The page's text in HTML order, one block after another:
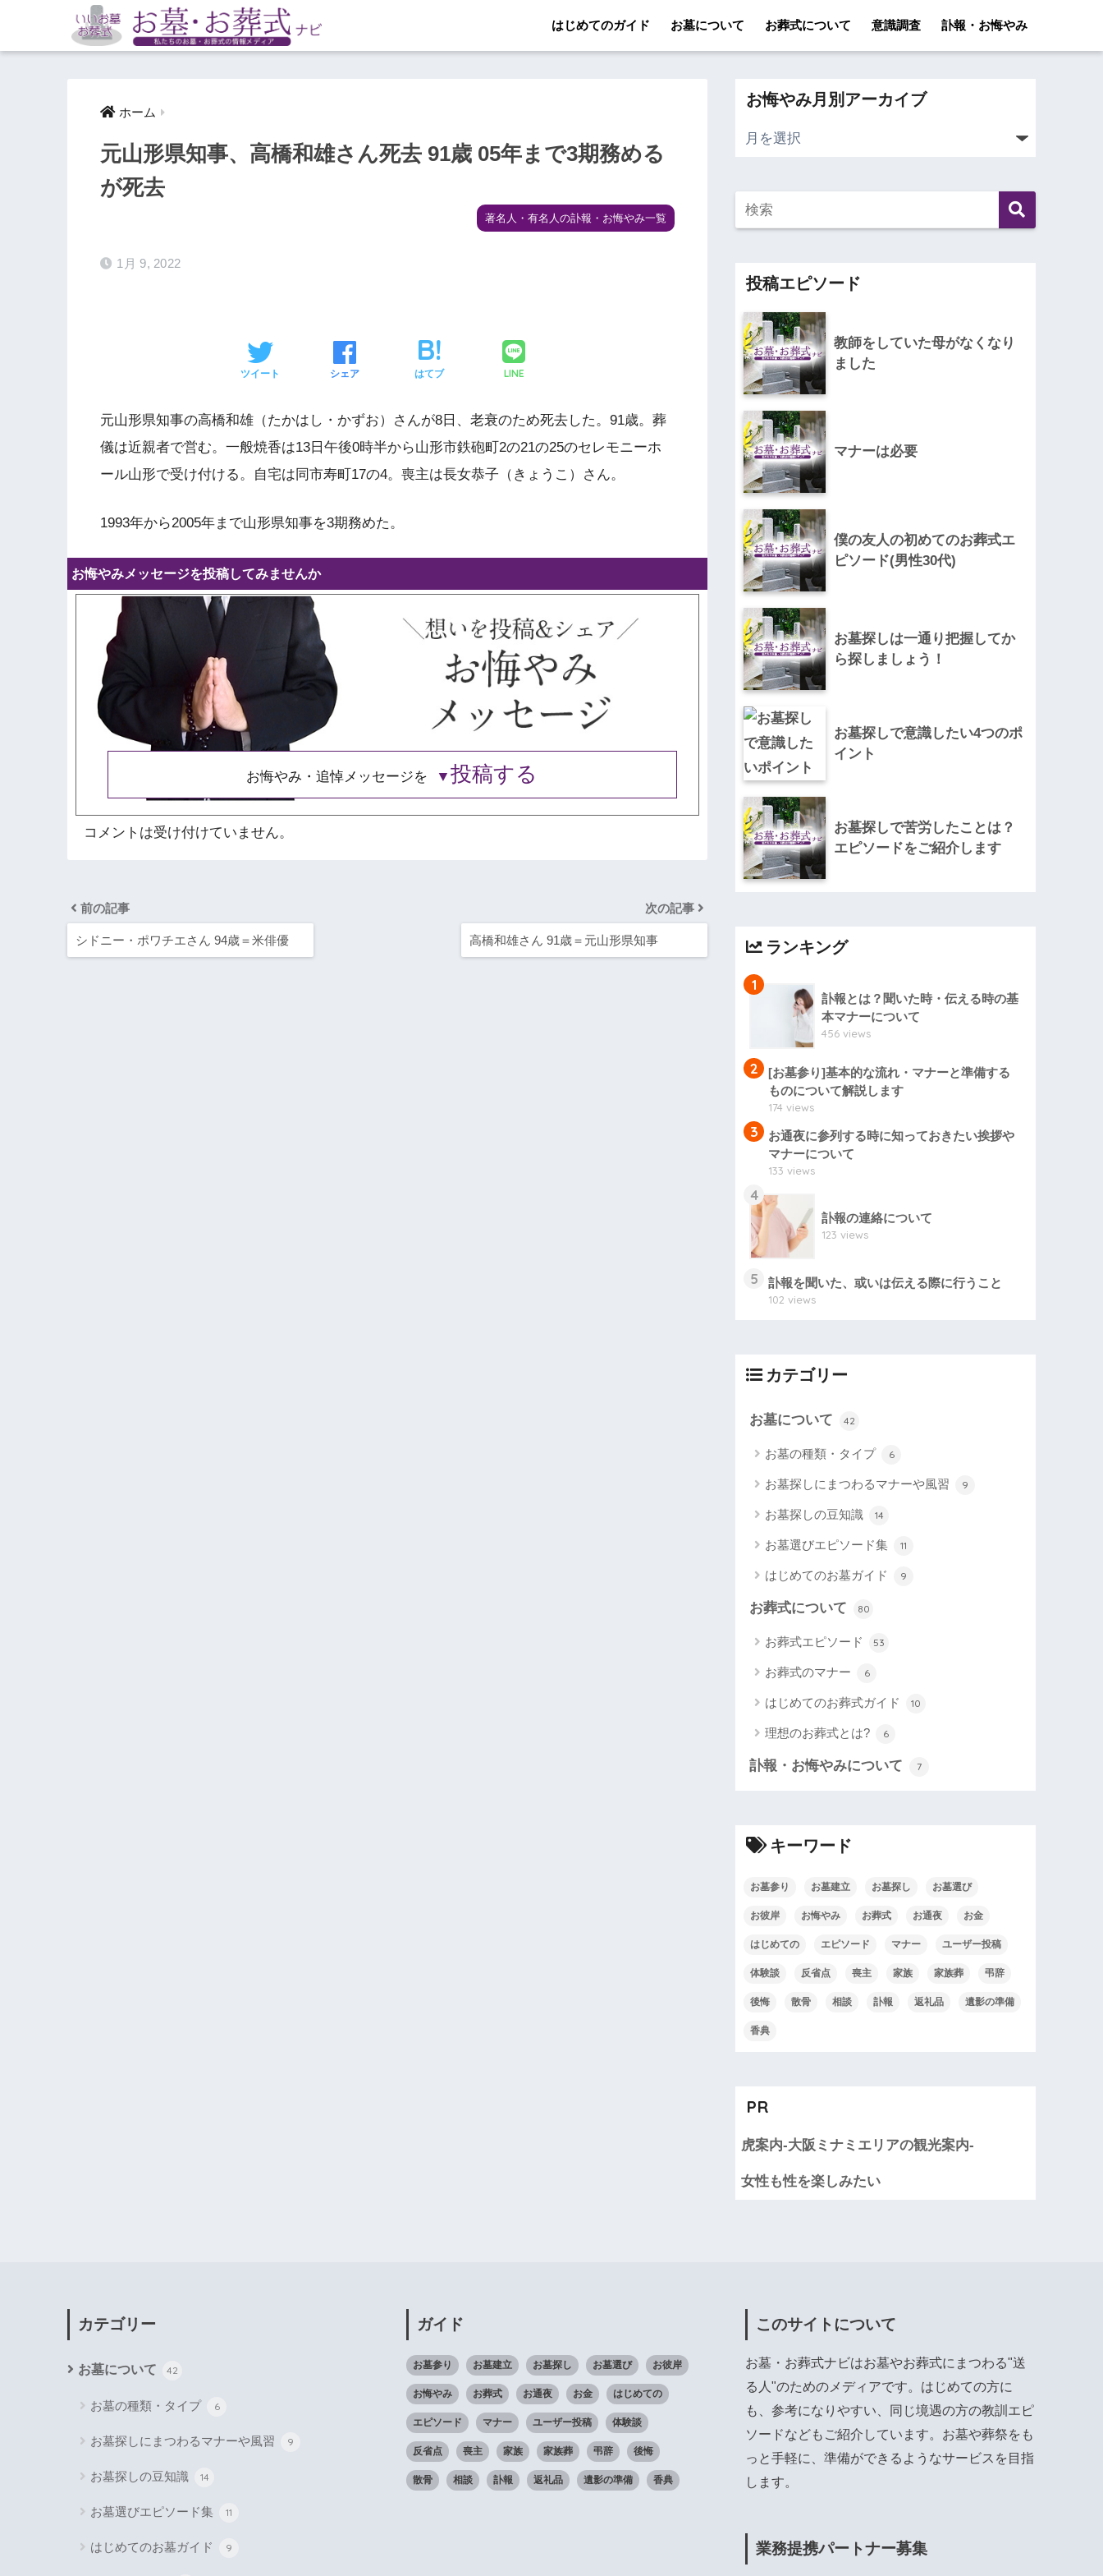
はじめてのガイド お墓について お葬式について 意識調査 訃報・お悔やみ
ホーム
元山形県知事、高橋和雄さん死去 91歳 05年まで3期務める
が死去
著名人・有名人の訃報・お悔やみ一覧
1月 9, 2022
ツイート シェア はてブ LINE
元山形県知事の高橋和雄（たかはし・かずお）さんが8日、老衰のため死去した。91歳。葬
儀は近親者で営む。一般焼香は13日午後0時半から山形市鉄砲町2の21の25のセレモニーホ
ール山形で受け付ける。自宅は同市寿町17の4。喪主は長女恭子（きょうこ）さん。
1993年から2005年まで山形県知事を3期務めた。
お悔やみメッセージを投稿してみませんか
お悔やみ・追悼メッセージを 投稿する
コメントは受け付けていません。
前の記事
シドニー・ポワチエさん 94歳＝米俳優
次の記事
高橋和雄さん 91歳＝元山形県知事
お悔やみ月別アーカイブ
投稿エピソード
教師をしていた母がなくなり
ました
マナーは必要
僕の友人の初めてのお葬式エ
ピソード(男性30代)
お墓探しは一通り把握してか
ら探しましょう！
お墓探しで意識したい4つのポ
イント
お墓探しで苦労したことは？
エピソードをご紹介します
ランキング
1
訃報とは？聞いた時・伝える時の基
本マナーについて
456 views
2
[お墓参り]基本的な流れ・マナーと準備する
ものについて解説します
174 views
3
お通夜に参列する時に知っておきたい挨拶や
マナーについて
133 views
4
訃報の連絡について
123 views
5 訃報を聞いた、或いは伝える際に行うこと
102 views
カテゴリー
お墓について 42
お墓の種類・タイプ 6
お墓探しにまつわるマナーや風習 9
お墓探しの豆知識 14
お墓選びエピソード集 11
はじめてのお墓ガイド 9
お葬式について 80
お葬式エピソード 53
お葬式のマナー 6
はじめてのお葬式ガイド 10
理想のお葬式とは? 6
訃報・お悔やみについて 7
キーワード
お墓参り お墓建立 お墓探し お墓選び
お彼岸 お悔やみ お葬式 お通夜 お金
はじめての エピソード マナー ユーザー投稿
体験談 反省点 喪主 家族 家族葬 弔辞
後悔 散骨 相談 訃報 返礼品 遺影の準備
香典
PR
虎案内-大阪ミナミエリアの観光案内-
女性も性を楽しみたい
カテゴリー
お墓について 42
お墓の種類・タイプ 6
お墓探しにまつわるマナーや風習 9
お墓探しの豆知識 14
お墓選びエピソード集 11
はじめてのお墓ガイド 9
ガイド
お墓参り お墓建立 お墓探し お墓選び お彼岸
お悔やみ お葬式 お通夜 お金 はじめての
エピソード マナー ユーザー投稿 体験談
反省点 喪主 家族 家族葬 弔辞 後悔
散骨 相談 訃報 返礼品 遺影の準備 香典
このサイトについて
お墓・お葬式ナビはお墓やお葬式にまつわる"送
る人"のためのメディアです。はじめての方に
も、参考になりやすい、同じ境遇の方の教訓エピ
ソードなどもご紹介しています。お墓や葬祭をも
っと手軽に、準備ができるようなサービスを目指
します。
業務提携パートナー募集